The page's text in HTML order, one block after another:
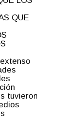
QUE
tuvieron